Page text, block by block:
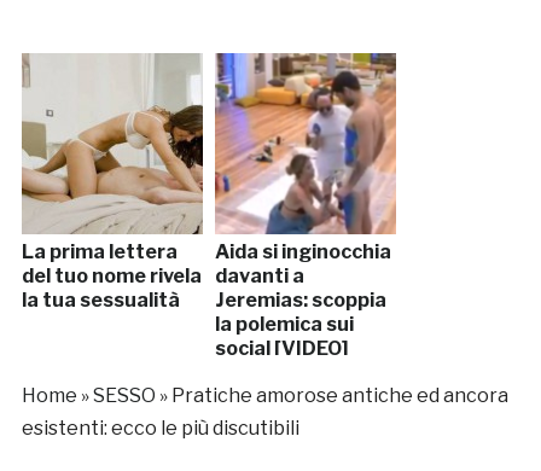
La prima lettera
del tuo nome rivela
la tua sessualità
Aida si inginocchia
davanti a
Jeremias: scoppia
la polemica sui
social [VIDEO]
Home »SESSO » Pratiche amorose antiche ed ancora
esistenti: ecco le più discutibili